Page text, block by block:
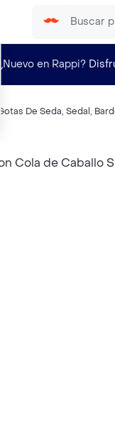
¿Nuevo en Rappi?
Gotas De Seda, Sedal ,